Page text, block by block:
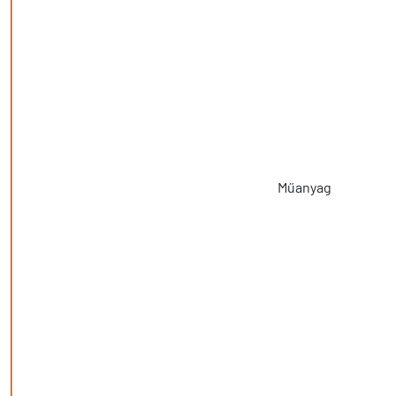
Műanyag